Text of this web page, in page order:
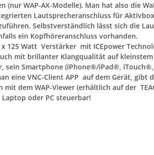
WAP-AX-Modelle). Man hat also die
Lautsprecheranschluss für
Selbstverständlich lässt sich die
ein Kopfhöreranschluss vorhanden.
x 125 Watt Verstärker mit ICEpower
mit brillanter Klangqualität auf kleinstem
sein Smartphone (iPhone®/iPad®,
VNC-Client APP auf dem Gerät, gibt
dem WAP-Viewer (erhältlich auf der
oder PC steuerbar!